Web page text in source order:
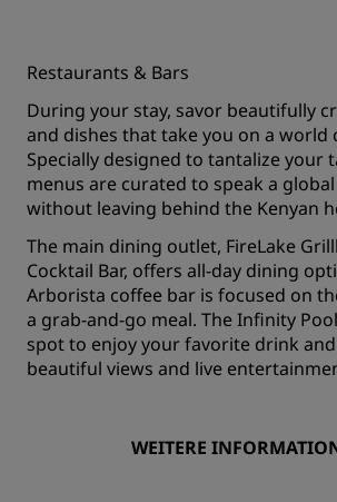
Restaurants & Bars
During your stay, savor beautifully
and dishes that take you on a world
Specially designed to tantalize your
menus are curated to speak a
without leaving behind the Kenyan
The main dining outlet, FireLake
Cocktail Bar, offers all-day dining
Arborista coffee bar is focused on
a grab-and-go meal. The Infinity
spot to enjoy your favorite drink
beautiful views and live
WEITERE